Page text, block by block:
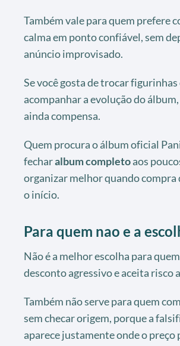
Também vale para quem prefere
calma em ponto confiável, sem
anúncio improvisado.
Se você gosta de trocar figurinhas
acompanhar a evolução do
ainda compensa.
Quem procura o álbum oficial
fecharalbum completoaos
organizar melhor quando
o início.
Para quem nao e a
Não é a melhor escolha para
desconto agressivo e aceita risco
Também não serve para quem
sem checar origem, porque a
aparece justamente onde o preço